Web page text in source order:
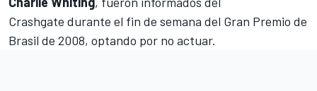
Crashgate durante el fin de semana del Gran Premio de
Brasil de 2008, optando por no actuar.